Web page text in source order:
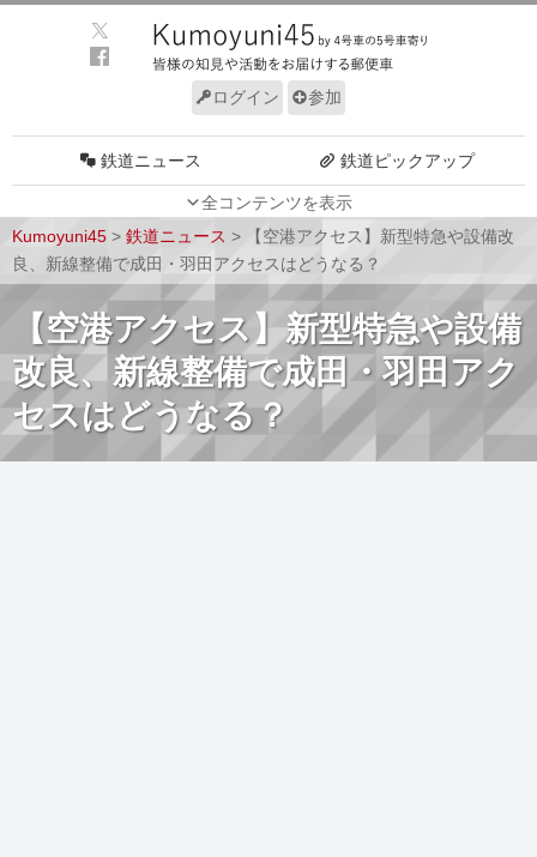
ログイン 参加
全コンテンツを表示
鉄道ニュース 鉄道ピックアップ
車両技術 路線探訪
ルール サイトについて
Kumoyuni45 > 鉄道ニュース >
【空港アクセス】新型特急や設備改
良、新線整備で成田・羽田アクセスはどうなる？
【空港アクセス】新型特急や設備
改良、新線整備で成田・羽田アク
セスはどうなる？